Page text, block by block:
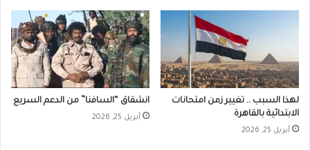
لهذا السبب .. تغيير زمن امتحانات
الابتدائية بالقاهرة
أبريل 25, 2026
انشقاق “السافنا” من الدعم السريع
أبريل 25, 2026